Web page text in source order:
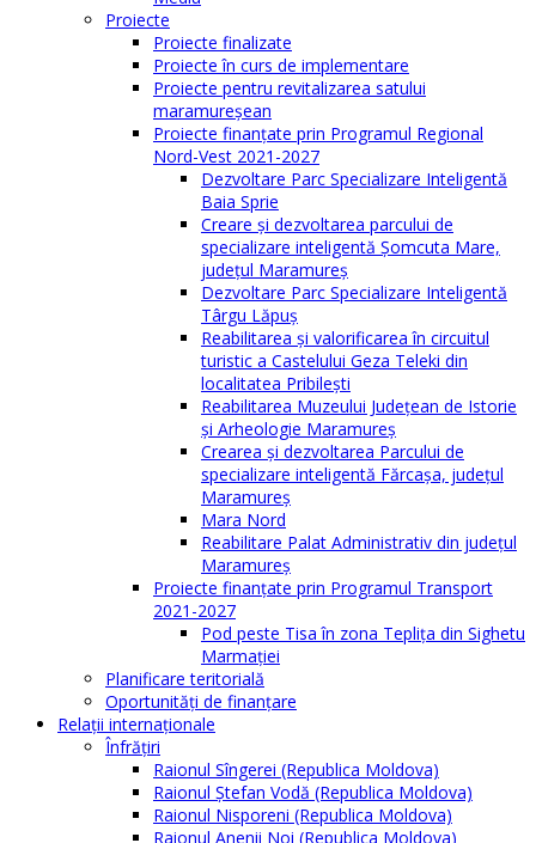
Proiecte
Proiecte finalizate
Proiecte în curs de implementare
Proiecte pentru revitalizarea satului
maramureşean
Proiecte finanțate prin Programul Regional
Nord-Vest 2021-2027
Dezvoltare Parc Specializare Inteligentă
Baia Sprie
Creare și dezvoltarea parcului de
specializare inteligentă Șomcuta Mare,
județul Maramureș
Dezvoltare Parc Specializare Inteligentă
Târgu Lăpuș
Reabilitarea și valorificarea în circuitul
turistic a Castelului Geza Teleki din
localitatea Pribilești
Reabilitarea Muzeului Județean de Istorie
și Arheologie Maramureș
Crearea și dezvoltarea Parcului de
specializare inteligentă Fărcașa, județul
Maramureș
Mara Nord
Reabilitare Palat Administrativ din județul
Maramureș
Proiecte finanțate prin Programul Transport
2021-2027
Pod peste Tisa în zona Teplița din Sighetu
Marmației
Planificare teritorială
Oportunităţi de finanţare
Relaţii internaţionale
Înfrăţiri
Raionul Sîngerei (Republica Moldova)
Raionul Ștefan Vodă (Republica Moldova)
Raionul Nisporeni (Republica Moldova)
Raionul Anenii Noi (Republica Moldova)